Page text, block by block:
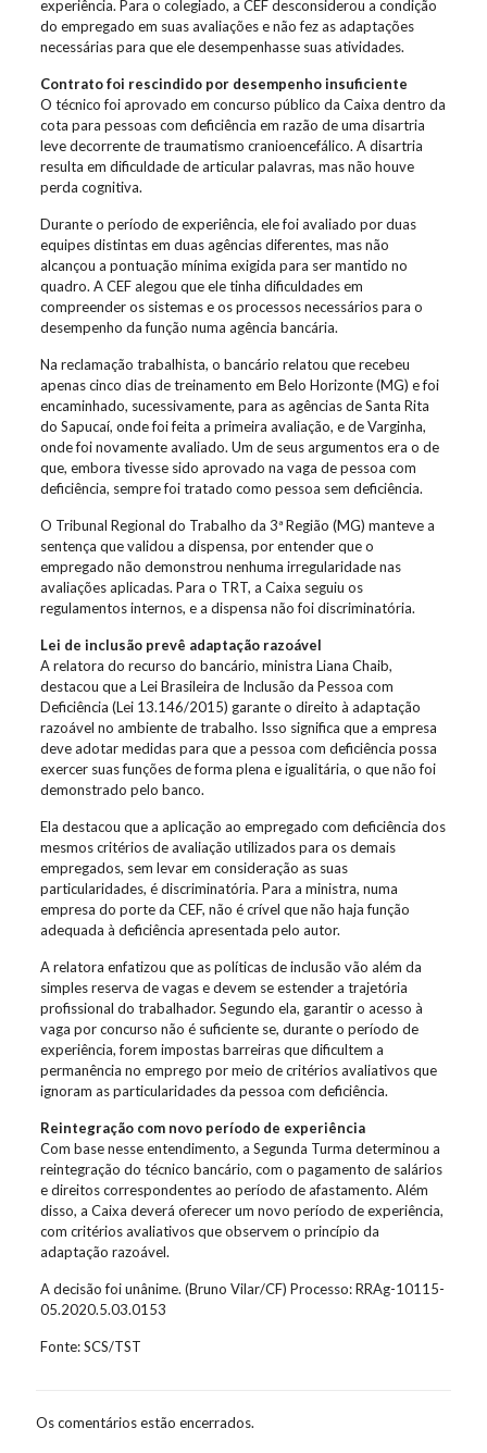
experiência. Para o colegiado, a CEF desconsiderou a condição
do empregado em suas avaliações e não fez as adaptações
necessárias para que ele desempenhasse suas atividades.
Contrato foi rescindido por desempenho insuficiente
O técnico foi aprovado em concurso público da Caixa dentro da
cota para pessoas com deficiência em razão de uma disartria
leve decorrente de traumatismo cranioencefálico. A disartria
resulta em dificuldade de articular palavras, mas não houve
perda cognitiva.
Durante o período de experiência, ele foi avaliado por duas
equipes distintas em duas agências diferentes, mas não
alcançou a pontuação mínima exigida para ser mantido no
quadro. A CEF alegou que ele tinha dificuldades em
compreender os sistemas e os processos necessários para o
desempenho da função numa agência bancária.
Na reclamação trabalhista, o bancário relatou que recebeu
apenas cinco dias de treinamento em Belo Horizonte (MG) e foi
encaminhado, sucessivamente, para as agências de Santa Rita
do Sapucaí, onde foi feita a primeira avaliação, e de Varginha,
onde foi novamente avaliado. Um de seus argumentos era o de
que, embora tivesse sido aprovado na vaga de pessoa com
deficiência, sempre foi tratado como pessoa sem deficiência.
O Tribunal Regional do Trabalho da 3ª Região (MG) manteve a
sentença que validou a dispensa, por entender que o
empregado não demonstrou nenhuma irregularidade nas
avaliações aplicadas. Para o TRT, a Caixa seguiu os
regulamentos internos, e a dispensa não foi discriminatória.
Lei de inclusão prevê adaptação razoável
A relatora do recurso do bancário, ministra Liana Chaib,
destacou que a Lei Brasileira de Inclusão da Pessoa com
Deficiência (Lei 13.146/2015) garante o direito à adaptação
razoável no ambiente de trabalho. Isso significa que a empresa
deve adotar medidas para que a pessoa com deficiência possa
exercer suas funções de forma plena e igualitária, o que não foi
demonstrado pelo banco.
Ela destacou que a aplicação ao empregado com deficiência dos
mesmos critérios de avaliação utilizados para os demais
empregados, sem levar em consideração as suas
particularidades, é discriminatória. Para a ministra, numa
empresa do porte da CEF, não é crível que não haja função
adequada à deficiência apresentada pelo autor.
A relatora enfatizou que as políticas de inclusão vão além da
simples reserva de vagas e devem se estender a trajetória
profissional do trabalhador. Segundo ela, garantir o acesso à
vaga por concurso não é suficiente se, durante o período de
experiência, forem impostas barreiras que dificultem a
permanência no emprego por meio de critérios avaliativos que
ignoram as particularidades da pessoa com deficiência.
Reintegração com novo período de experiência
Com base nesse entendimento, a Segunda Turma determinou a
reintegração do técnico bancário, com o pagamento de salários
e direitos correspondentes ao período de afastamento. Além
disso, a Caixa deverá oferecer um novo período de experiência,
com critérios avaliativos que observem o princípio da
adaptação razoável.
A decisão foi unânime. (Bruno Vilar/CF) Processo: RRAg-10115-
05.2020.5.03.0153
Fonte: SCS/TST
Os comentários estão encerrados.